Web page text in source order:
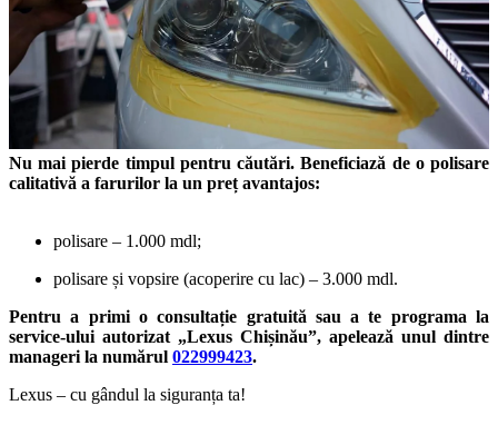
Nu mai pierde timpul pentru căutări. Beneficiază de o polisare
calitativă a farurilor la un preț avantajos:
polisare – 1.000 mdl;
polisare și vopsire (acoperire cu lac) – 3.000 mdl.
Pentru a primi o consultație gratuită sau a te programa la
service-ului autorizat „Lexus Chișinău”, apelează unul dintre
manageri la numărul 022999423.
Lexus – cu gândul la siguranța ta!